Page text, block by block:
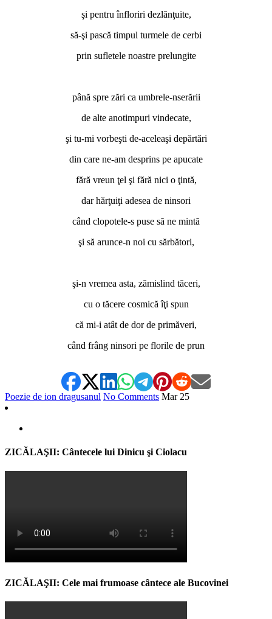
şi pentru înfloriri dezlănţuite,
să-şi pască timpul turmele de cerbi
prin sufletele noastre prelungite
până spre zări ca umbrele-nserării
de alte anotimpuri vindecate,
şi tu-mi vorbeşti de-aceleaşi depărtări
din care ne-am desprins pe apucate
fără vreun ţel şi fără nici o ţintă,
dar hărţuiţi adesea de ninsori
când clopotele-s puse să ne mintă
şi să arunce-n noi cu sărbători,
şi-n vremea asta, zămislind tăceri,
cu o tăcere cosmică îţi spun
că mi-i atât de dor de primăveri,
când frâng ninsori pe florile de prun
Poezie de ion dragusanul No Comments Mar 25
ZICĂLAŞII: Cântecele lui Dinicu şi Ciolacu
ZICĂLAŞII: Cele mai frumoase cântece ale Bucovinei